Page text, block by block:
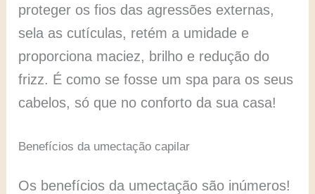
proteger os fios das agressões externas,
sela as cutículas, retém a umidade e
proporciona maciez, brilho e redução do
frizz. É como se fosse um spa para os seus
cabelos, só que no conforto da sua casa!
Benefícios da umectação capilar
Os benefícios da umectação são inúmeros!